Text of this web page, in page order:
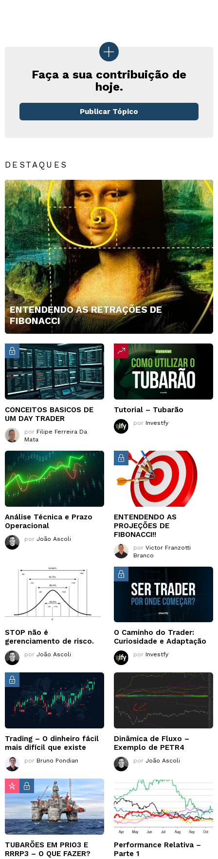
Faça a sua contribuição de
hoje.
Publicar Tópico
DESTAQUES
ENTENDENDO AS RETRAÇÕES DE
FIBONACCI
CONCEITOS BASICOS DE
UM DAY TRADER
por Filipe Ferreira Da
Mata
Tutorial – Tubarão
por Investfy
Análise Técnica e Prazo
Operacional
por João Ascoli
ENTENDENDO AS
PROJEÇÕES DE
FIBONACCI!!
por Victor Franzotti
Branco
STOP não é
gerenciamento de risco.
por João Ascoli
O Caminho do Trader:
Curiosidade e Adaptação
por Investfy
Trading – O dinheiro fácil
mais difícil que existe
por Bruno Pondian
Dinâmica de Fluxo –
Exemplo de PETR4
por João Ascoli
TUBARÕES EM PRIO3 E
RRRP3 – O QUE FAZER?
Performance Relativa –
Parte 1